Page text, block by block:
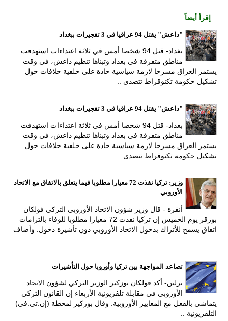
إقرأ أيضاً
"داعش" يقتل 94 عراقيا في 3 تفجيرات ببغداد
بغداد- قتل 94 شخصا أمس في ثلاثة اعتداءات استهدفت
مناطق متفرقة في بغداد وتبناها تنظيم داعش، في وقت
يستمر العراق مسرحا لازمة سياسية حادة على خلفية خلافات حول
تشكيل حكومة تكنوقراط تتصدى ..
"داعش" يقتل 94 عراقيا في 3 تفجيرات ببغداد
بغداد- قتل 94 شخصا أمس في ثلاثة اعتداءات استهدفت
مناطق متفرقة في بغداد وتبناها تنظيم داعش، في وقت
يستمر العراق مسرحا لازمة سياسية حادة على خلفية خلافات حول
تشكيل حكومة تكنوقراط تتصدى ..
وزير: تركيا نفذت 72 معيارا مطلوبا فيما يتعلق بالاتفاق مع الاتحاد
الأوروبي
أنقرة - قال وزير شؤون الاتحاد الأوروبي التركي فولكان
بوزقر يوم الخميس إن تركيا نفذت 72 معيارا مطلوبا للوفاء بالتزامات
اتفاق يسمح للأتراك بدخول الاتحاد الأوروبي دون تأشيرة دخول. وأضاف
تصاعد المواجهة بين تركيا وأوروبا حول التأشيرات
برلين- أكد فولكان بوزكير الوزير التركي لشؤون الاتحاد
الأوروبي في مقابلة تلفزيونية الأربعاء إن القانون التركي
يتماشى بالفعل مع المعايير الأوروبية. وقال بوزكير لمحطة (إن.تي.في)
التلفزيونية ..